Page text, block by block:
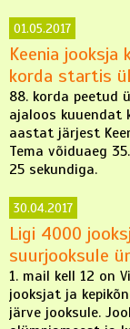
01.05.2017
Keenia jooksja
korda startis
88. korda peetud
ajaloos kuuendat
aastat järjest
Tema võiduaeg
25 sekundiga.
30.04.2017
Ligi 4000
suurjooksule
1. mail kell 12 on
jooksjat ja
järve jooksule.